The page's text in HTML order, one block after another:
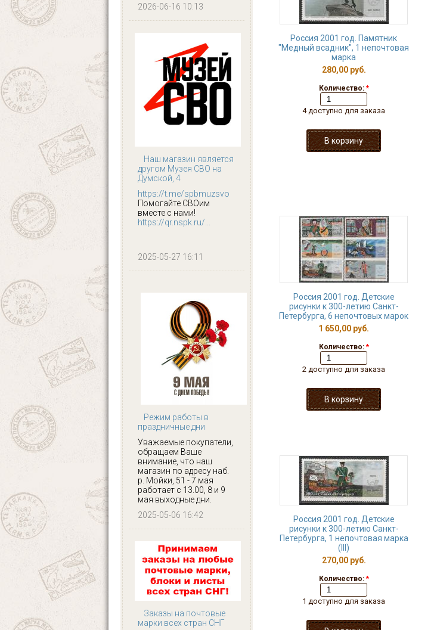
2026-06-16 10:13
Наш магазин является
другом Музея СВО на
Думской, 4
https://t.me/spbmuzsvo
Помогайте СВОим
вместе с нами!
https://qr.nspk.ru/...
2025-05-27 16:11
Режим работы в
праздничные дни
Уважаемые покупатели,
обращаем Ваше
внимание, что наш
магазин по адресу наб.
р. Мойки, 51 - 7 мая
работает с 13.00, 8 и 9
мая выходные дни.
2025-05-06 16:42
Заказы на почтовые
марки всех стран СНГ
Россия 2001 год. Памятник
"Медный всадник", 1 непочтовая
марка
280,00 руб.
Количество: *
4 доступно для заказа
Россия 2001 год. Детские
рисунки к 300-летию Санкт-
Петербурга, 6 непочтовых марок
1 650,00 руб.
Количество: *
2 доступно для заказа
Россия 2001 год. Детские
рисунки к 300-летию Санкт-
Петербурга, 1 непочтовая марка
(III)
270,00 руб.
Количество: *
1 доступно для заказа